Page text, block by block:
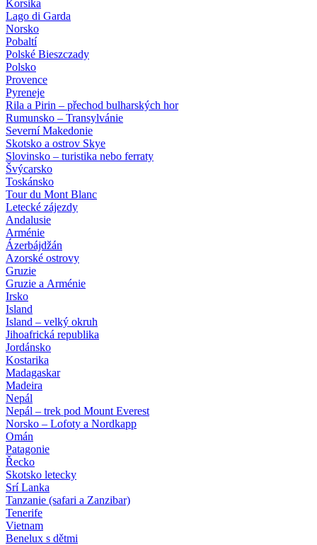
Korsika
Lago di Garda
Norsko
Pobaltí
Polské Bieszczady
Polsko
Provence
Pyreneje
Rila a Pirin – přechod bulharských hor
Rumunsko – Transylvánie
Severní Makedonie
Skotsko a ostrov Skye
Slovinsko – turistika nebo ferraty
Švýcarsko
Toskánsko
Tour du Mont Blanc
Letecké zájezdy
Andalusie
Arménie
Ázerbájdžán
Azorské ostrovy
Gruzie
Gruzie a Arménie
Irsko
Island
Island – velký okruh
Jihoafrická republika
Jordánsko
Kostarika
Madagaskar
Madeira
Nepál
Nepál – trek pod Mount Everest
Norsko – Lofoty a Nordkapp
Omán
Patagonie
Řecko
Skotsko letecky
Srí Lanka
Tanzanie (safari a Zanzibar)
Tenerife
Vietnam
Benelux s dětmi